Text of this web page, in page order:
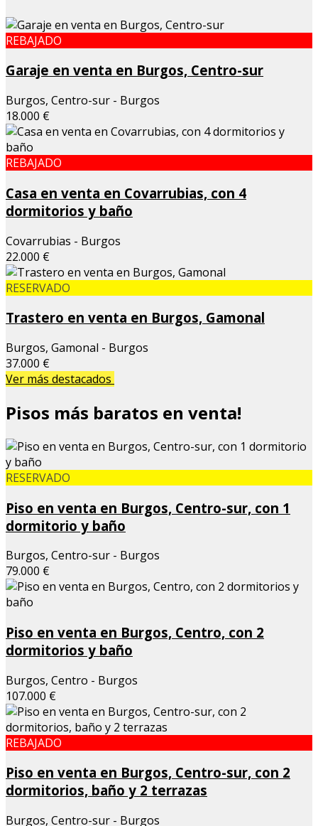
REBAJADO
Garaje en venta en Burgos, Centro-sur
Burgos, Centro-sur - Burgos
18.000 €
REBAJADO
Casa en venta en Covarrubias, con 4
dormitorios y baño
Covarrubias - Burgos
22.000 €
RESERVADO
Trastero en venta en Burgos, Gamonal
Burgos, Gamonal - Burgos
37.000 €
Ver más destacados
Pisos más baratos en venta!
RESERVADO
Piso en venta en Burgos, Centro-sur, con 1
dormitorio y baño
Burgos, Centro-sur - Burgos
79.000 €
Piso en venta en Burgos, Centro, con 2
dormitorios y baño
Burgos, Centro - Burgos
107.000 €
REBAJADO
Piso en venta en Burgos, Centro-sur, con 2
dormitorios, baño y 2 terrazas
Burgos, Centro-sur - Burgos